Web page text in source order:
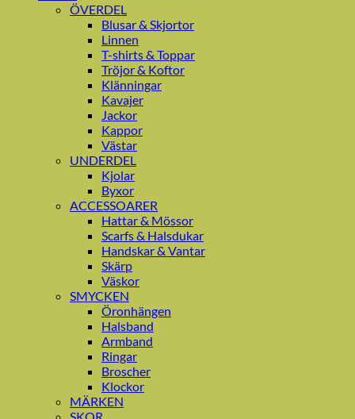
ÖVERDEL
Blusar & Skjortor
Linnen
T-shirts & Toppar
Tröjor & Koftor
Klänningar
Kavajer
Jackor
Kappor
Västar
UNDERDEL
Kjolar
Byxor
ACCESSOARER
Hattar & Mössor
Scarfs & Halsdukar
Handskar & Vantar
Skärp
Väskor
SMYCKEN
Öronhängen
Halsband
Armband
Ringar
Broscher
Klockor
MÄRKEN